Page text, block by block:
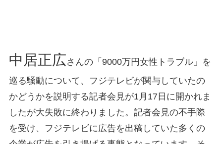
中居正広さんの「9000万円女性トラブル」を
巡る騒動について、フジテレビが関与していたの
かどうかを説明する記者会見が1月17日に開かれま
したが大失敗に終わりました。記者会見の不手際
を受け、フジテレビに広告を出稿していた多くの